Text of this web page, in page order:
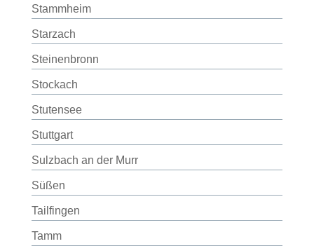
Stammheim
Starzach
Steinenbronn
Stockach
Stutensee
Stuttgart
Sulzbach an der Murr
Süßen
Tailfingen
Tamm